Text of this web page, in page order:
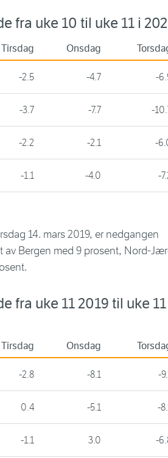
fra uke 10 til uke 11 i
Tirsdag Onsdag
-2.5 -4.7 -
-3.7 -7.7 -
-2.2 -2.1 -
-1.1 -4.0 -
14. mars 2019, er nedgangen
av Bergen med 9 prosent, Nord-
fra uke 11 2019 til uke 11
Tirsdag Onsdag
-2.8 -8.1 -
0.4 -5.1 -
-1.1 3.0 -